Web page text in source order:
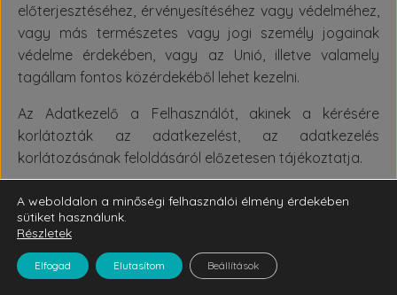
előterjesztéséhez, érvényesítéséhez vagy védelméhez,
vagy más természetes vagy jogi személy jogainak
védelme érdekében, vagy az Unió, illetve valamely
tagállam fontos közérdekéből lehet kezelni.
Az Adatkezelő a Felhasználót, akinek a kérésére
korlátozták az adatkezelést, az adatkezelés
korlátozásának feloldásáról előzetesen tájékoztatja.
A személyes adatok helyesbítéséhez vagy törléséhez,
illetve az adatkezelés korlátozásához kapcsolódó
értesítési kötelezettség
Az Adatkezelő minden olyan címzettet tájékoztat a
A weboldalon a minőségi felhasználói élmény érdekében
sütiket használunk.
Részletek
Elfogad Elutasítom Beállítások